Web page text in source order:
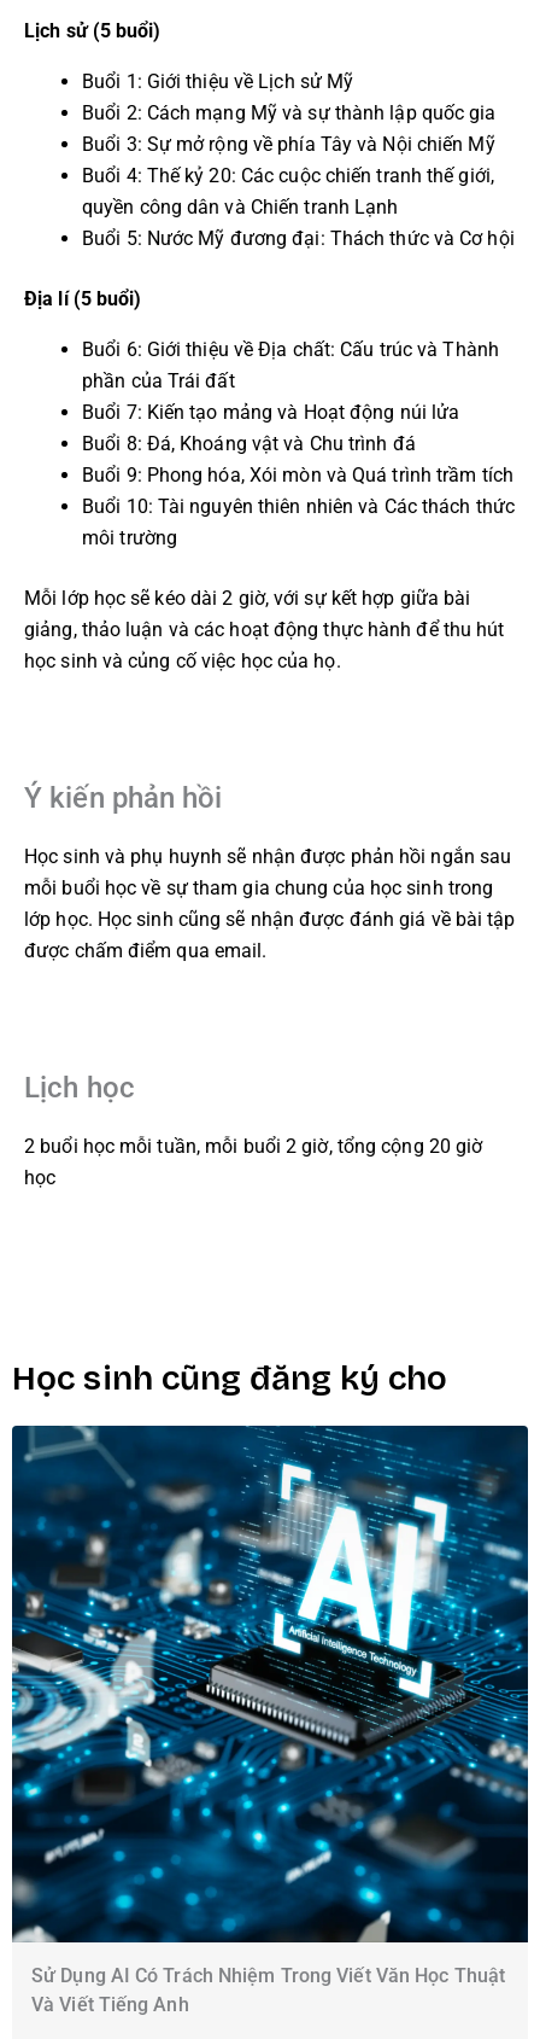
Lịch sử (5 buổi)
Buổi 1: Giới thiệu về Lịch sử Mỹ
Buổi 2: Cách mạng Mỹ và sự thành lập quốc gia
Buổi 3: Sự mở rộng về phía Tây và Nội chiến Mỹ
Buổi 4: Thế kỷ 20: Các cuộc chiến tranh thế giới,
quyền công dân và Chiến tranh Lạnh
Buổi 5: Nước Mỹ đương đại: Thách thức và Cơ hội
Địa lí (5 buổi)
Buổi 6: Giới thiệu về Địa chất: Cấu trúc và Thành
phần của Trái đất
Buổi 7: Kiến tạo mảng và Hoạt động núi lửa
Buổi 8: Đá, Khoáng vật và Chu trình đá
Buổi 9: Phong hóa, Xói mòn và Quá trình trầm tích
Buổi 10: Tài nguyên thiên nhiên và Các thách thức
môi trường
Mỗi lớp học sẽ kéo dài 2 giờ, với sự kết hợp giữa bài
giảng, thảo luận và các hoạt động thực hành để thu hút
học sinh và củng cố việc học của họ.
Ý kiến phản hồi
Học sinh và phụ huynh sẽ nhận được phản hồi ngắn sau
mỗi buổi học về sự tham gia chung của học sinh trong
lớp học. Học sinh cũng sẽ nhận được đánh giá về bài tập
được chấm điểm qua email.
Lịch học
2 buổi học mỗi tuần, mỗi buổi 2 giờ, tổng cộng 20 giờ
học
Học sinh cũng đăng ký cho
Sử Dụng AI Có Trách Nhiệm Trong Viết Văn Học Thuật
Và Viết Tiếng Anh